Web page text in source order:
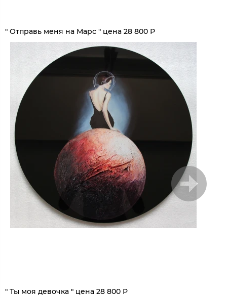
" Отправь меня на Марс " цена 28 800 Р
" Ты моя девочка " цена 28 800 Р